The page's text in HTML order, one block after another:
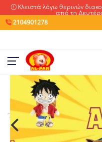
Κλειστά λόγω θερινών
από τη
2104901278